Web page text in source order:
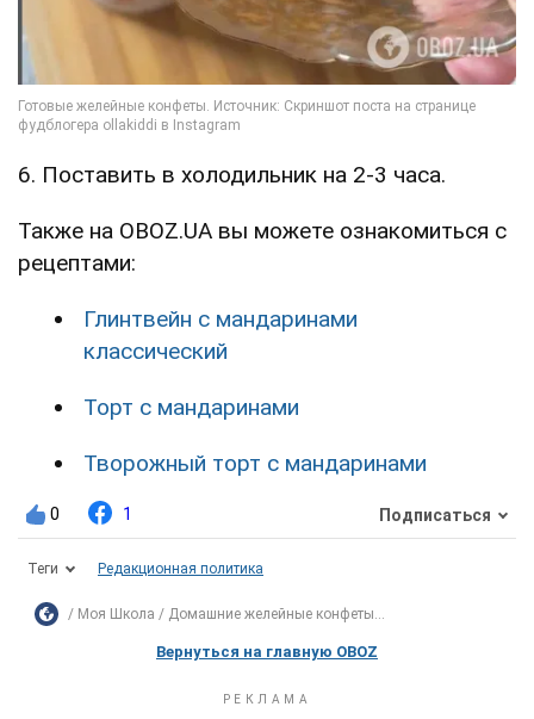
6. Поставить в холодильник на 2-3 часа.
Также на OBOZ.UA вы можете ознакомиться с
рецептами:
Глинтвейн с мандаринами
классический
Торт с мандаринами
Творожный торт с мандаринами
0 1 Подписаться
Теги Редакционная политика
Моя Школа Домашние желейные конфеты...
Вернуться на главную OBOZ